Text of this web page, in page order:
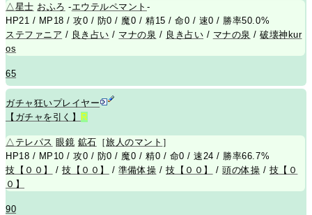
△ 星士 おふろ -エウテルペマント -
HP21 / MP18 / 攻0 / 防0 / 魔0 / 精15 / 命0 / 速0 / 勝率50.0%
ステファニア / 良き占い / マナの泉 / 良き占い / マナの泉 /破壊神kur
os
65
ガチャ狂いプレイヤー
【ガチャを引く】 R
△ テレパス 眼鏡 鉱石 ［旅人のマント ］
HP18 / MP10 / 攻0 / 防0 / 魔0 / 精0 / 命0 / 速24 / 勝率66.7%
技【００】
/技【００】 /準備体操 / 技【００】 /頭の体操 / 技【０
０】
90